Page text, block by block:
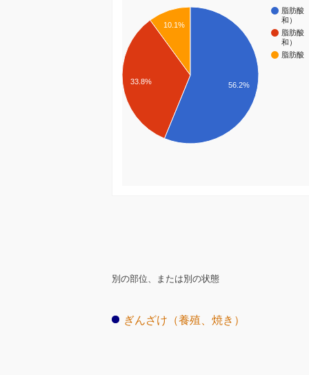
脂肪酸
和）
脂肪酸
和）
脂肪酸
10.1%
33.8% 56.2%
別の部位、または別の状態
ぎんざけ（養殖、焼き）